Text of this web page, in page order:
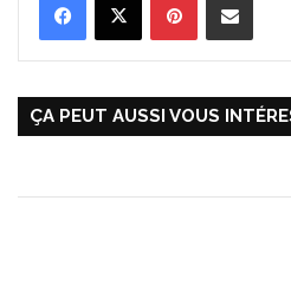
ÇA PEUT AUSSI VOUS